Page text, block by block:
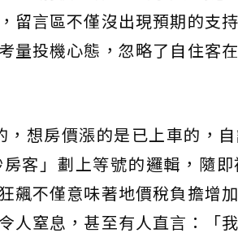
留言區不僅沒出現預期的支
量投機心態，忽略了自住客
想房價漲的是已上車的，
客」劃上等號的邏輯，隨
飆不僅意味著地價稅負擔增
人窒息，甚至有人直言：「